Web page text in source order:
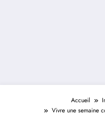
Accueil
Vivre une semaine